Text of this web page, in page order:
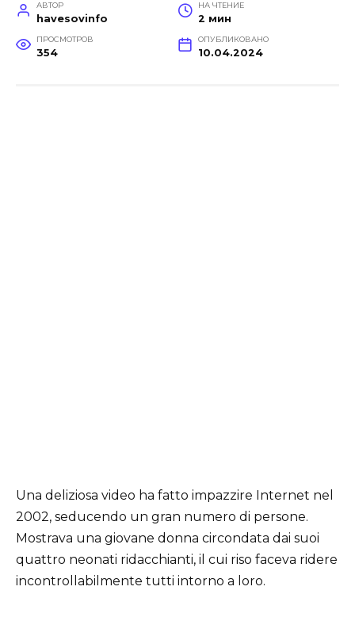
АВТОР
havesovinfo
НА ЧТЕНИЕ
2 мин
ПРОСМОТРОВ
354
ОПУБЛИКОВАНО
10.04.2024
Una deliziosa video ha fatto impazzire Internet nel
2002, seducendo un gran numero di persone.
Mostrava una giovane donna circondata dai suoi
quattro neonati ridacchianti, il cui riso faceva ridere
incontrollabilmente tutti intorno a loro.